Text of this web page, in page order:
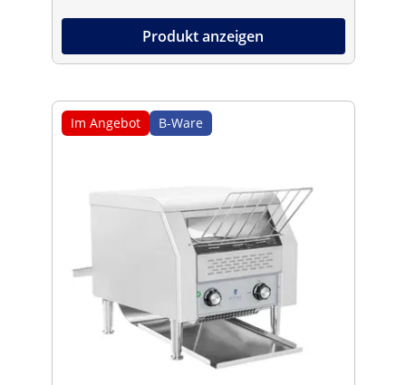
Produkt anzeigen
Im Angebot B-Ware